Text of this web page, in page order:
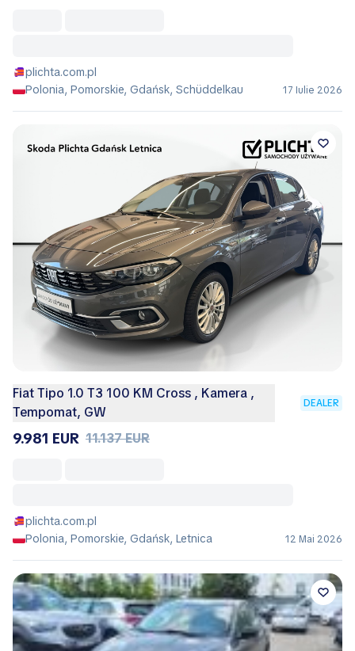
plichta.com.pl
Polonia, Pomorskie, Gdańsk, Schüddelkau
17 Iulie 2026
Fiat Tipo 1.0 T3 100 KM Cross , Kamera ,
Tempomat, GW
DEALER
9.981 EUR 11.137 EUR
plichta.com.pl
Polonia, Pomorskie, Gdańsk, Letnica
12 Mai 2026